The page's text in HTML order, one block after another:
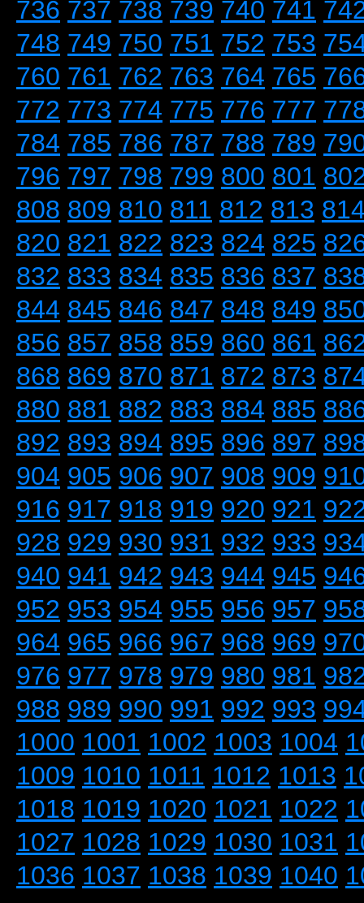
736 737 738 739 740 741
748 749 750 751 752 753
760 761 762 763 764 765
772 773 774 775 776 777
784 785 786 787 788 789
796 797 798 799 800 801
808 809 810 811 812 813
820 821 822 823 824 825
832 833 834 835 836 837
844 845 846 847 848 849
856 857 858 859 860 861
868 869 870 871 872 873
880 881 882 883 884 885
892 893 894 895 896 897
904 905 906 907 908 909
916 917 918 919 920 921
928 929 930 931 932 933
940 941 942 943 944 945
952 953 954 955 956 957
964 965 966 967 968 969
976 977 978 979 980 981
988 989 990 991 992 993
1000 1001 1002 1003 1004
1009 1010 1011 1012 1013
1018 1019 1020 1021 1022
1027 1028 1029 1030 1031
1036 1037 1038 1039 1040